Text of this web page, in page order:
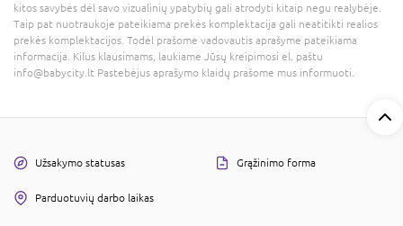
kitos savybės dėl savo vizualinių ypatybių gali atrodyti kitaip negu realybėje.
Taip pat nuotraukoje pateikiama prekės komplektacija gali neatitikti realios
prekės komplektacijos. Todėl prašome vadovautis aprašyme pateikiama
informacija. Kilus klausimams, laukiame Jūsų kreipimosi el. paštu
info@babycity.lt Pastebėjus aprašymo klaidų prašome mus informuoti.
Užsakymo statusas Grąžinimo forma
Parduotuvių darbo laikas